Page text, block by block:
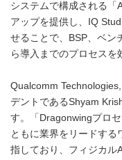
システムで構成される「
アップを提供し、IQ
せることで、BSP、ベン
ら導入までのプロセスを
Qualcomm
デントであるShyam
す。「Dragonwingプロ
ともに業界をリードする
指しており、フィジカル